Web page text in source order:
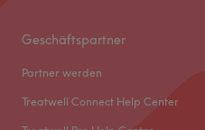
Geschäftspartner
Partner werden
Treatwell Connect Help Center